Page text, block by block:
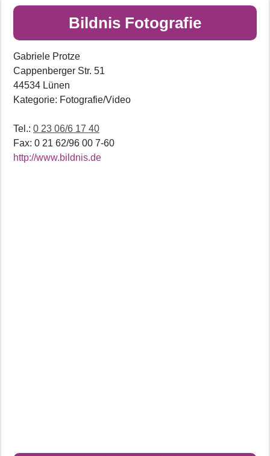
Bildnis Fotografie
Gabriele Protze
Cappenberger Str. 51
44534 Lünen
Kategorie: Fotografie/Video
Tel.: 0 23 06/6 17 40
Fax: 0 21 62/96 00 7-60
http://www.bildnis.de